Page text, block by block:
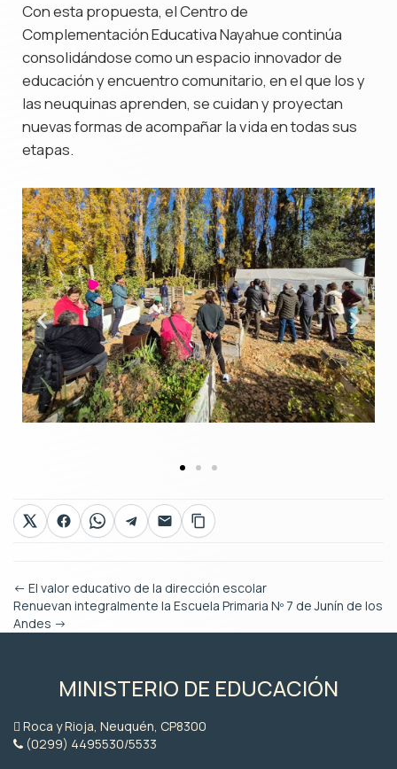
Con esta propuesta, el Centro de
Complementación Educativa Nayahue continúa
consolidándose como un espacio innovador de
educación y encuentro comunitario, en el que los y
las neuquinas aprenden, se cuidan y proyectan
nuevas formas de acompañar la vida en todas sus
etapas.
← El valor educativo de la dirección escolar
Renuevan integralmente la Escuela Primaria Nº 7 de Junín de los
Andes →
MINISTERIO DE EDUCACIÓN
Roca y Rioja, Neuquén, CP8300
(0299) 4495530/5533